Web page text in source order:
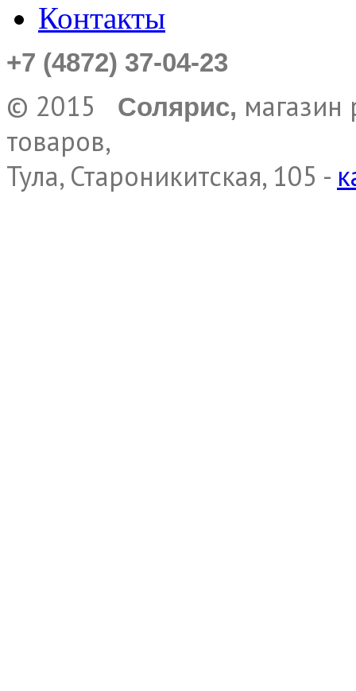
Контакты
+7 (4872) 37-04-23
© 2015 Солярис, магазин
товаров,
Тула, Староникитская, 105 -